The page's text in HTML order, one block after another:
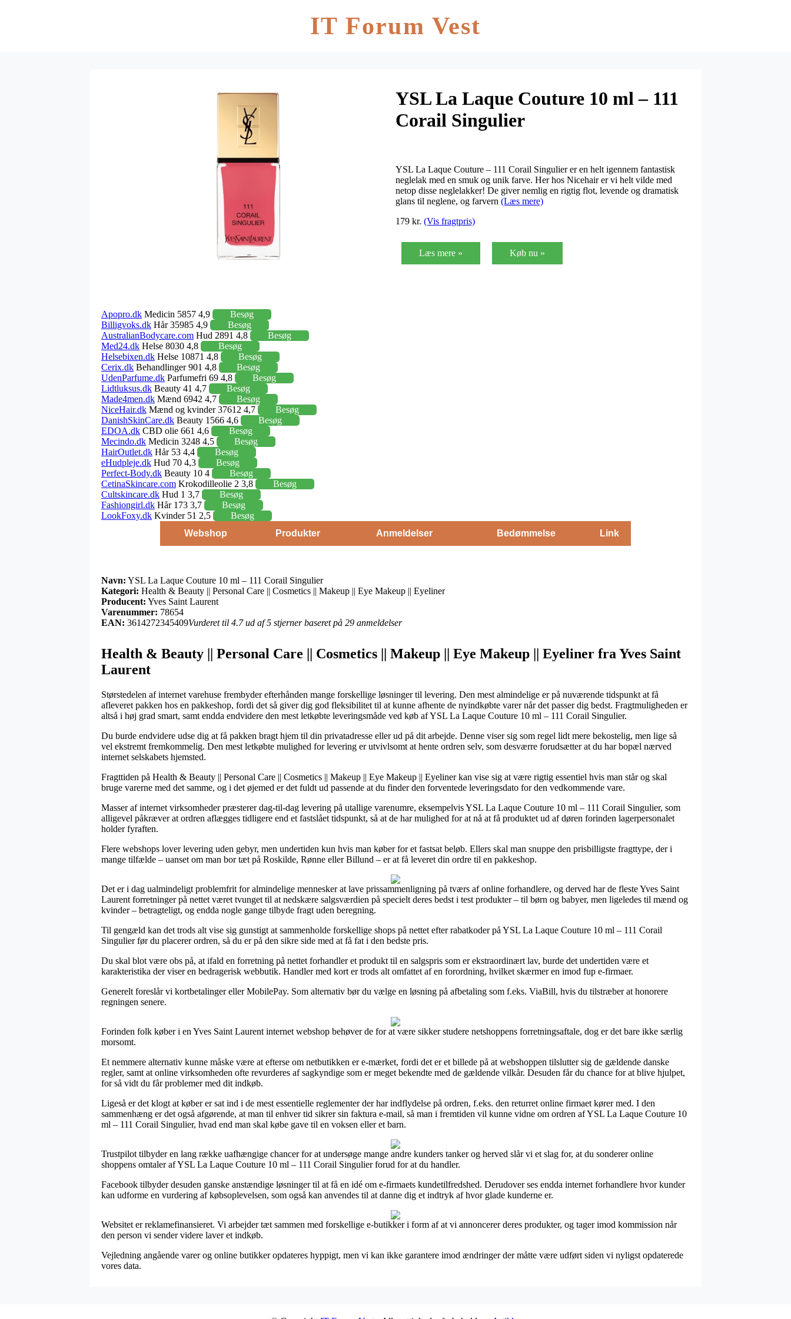
IT Forum Vest
YSL La Laque Couture 10 ml – 111
Corail Singulier
YSL La Laque Couture – 111 Corail Singulier er en helt igennem fantastisk
neglelak med en smuk og unik farve. Her hos Nicehair er vi helt vilde med
netop disse neglelakker! De giver nemlig en rigtig flot, levende og dramatisk
glans til neglene, og farvern (Læs mere)
179 kr. (Vis fragtpris)
Læs mere » Køb nu »
Apopro.dk Medicin 5857 4,9
Besøg
Billigvoks.dk Hår 35985 4,9
Besøg
AustralianBodycare.com Hud 2891 4,8
Besøg
Med24.dk Helse 8030 4,8
Besøg
Helsebixen.dk Helse 10871 4,8
Besøg
Cerix.dk Behandlinger 901 4,8
Besøg
UdenParfume.dk Parfumefri 69 4,8
Besøg
Lidtluksus.dk Beauty 41 4,7
Besøg
Made4men.dk Mænd 6942 4,7
Besøg
NiceHair.dk Mænd og kvinder 37612 4,7
Besøg
DanishSkinCare.dk Beauty 1566 4,6
Besøg
EDOA.dk CBD olie 661 4,6
Besøg
Mecindo.dk Medicin 3248 4,5
Besøg
HairOutlet.dk Hår 53 4,4
Besøg
eHudpleje.dk Hud 70 4,3
Besøg
Perfect-Body.dk Beauty 10 4
Besøg
CetinaSkincare.com Krokodilleolie 2 3,8
Besøg
Cultskincare.dk Hud 1 3,7
Besøg
Fashiongirl.dk Hår 173 3,7
Besøg
LookFoxy.dk Kvinder 51 2,5
Besøg
Webshop
Produkter Anmeldelser Bedømmelse Link
Navn: YSL La Laque Couture 10 ml – 111 Corail Singulier
Kategori: Health & Beauty || Personal Care || Cosmetics || Makeup || Eye Makeup || Eyeliner
Producent: Yves Saint Laurent
Varenummer: 78654
EAN: 3614272345409Vurderet til 4.7 ud af 5 stjerner baseret på 29 anmeldelser
Health & Beauty || Personal Care || Cosmetics || Makeup || Eye Makeup || Eyeliner fra Yves Saint
Laurent
Størstedelen af internet varehuse frembyder efterhånden mange forskellige løsninger til levering. Den mest almindelige er på nuværende tidspunkt at få
afleveret pakken hos en pakkeshop, fordi det så giver dig god fleksibilitet til at kunne afhente de nyindkøbte varer når det passer dig bedst. Fragtmuligheden er
altså i høj grad smart, samt endda endvidere den mest letkøbte leveringsmåde ved køb af YSL La Laque Couture 10 ml – 111 Corail Singulier.
Du burde endvidere udse dig at få pakken bragt hjem til din privatadresse eller ud på dit arbejde. Denne viser sig som regel lidt mere bekostelig, men lige så
vel ekstremt fremkommelig. Den mest letkøbte mulighed for levering er utvivlsomt at hente ordren selv, som desværre forudsætter at du har bopæl nærved
internet selskabets hjemsted.
Fragttiden på Health & Beauty || Personal Care || Cosmetics || Makeup || Eye Makeup || Eyeliner kan vise sig at være rigtig essentiel hvis man står og skal
bruge varerne med det samme, og i det øjemed er det fuldt ud passende at du finder den forventede leveringsdato for den vedkommende vare.
Masser af internet virksomheder præsterer dag-til-dag levering på utallige varenumre, eksempelvis YSL La Laque Couture 10 ml – 111 Corail Singulier, som
alligevel påkræver at ordren aflægges tidligere end et fastslået tidspunkt, så at de har mulighed for at nå at få produktet ud af døren forinden lagerpersonalet
holder fyraften.
Flere webshops lover levering uden gebyr, men undertiden kun hvis man køber for et fastsat beløb. Ellers skal man snuppe den prisbilligste fragttype, der i
mange tilfælde – uanset om man bor tæt på Roskilde, Rønne eller Billund – er at få leveret din ordre til en pakkeshop.
Det er i dag ualmindeligt problemfrit for almindelige mennesker at lave prissammenligning på tværs af online forhandlere, og derved har de fleste Yves Saint
Laurent forretninger på nettet været tvunget til at nedskære salgsværdien på specielt deres bedst i test produkter – til børn og babyer, men ligeledes til mænd og
kvinder – betragteligt, og endda nogle gange tilbyde fragt uden beregning.
Til gengæld kan det trods alt vise sig gunstigt at sammenholde forskellige shops på nettet efter rabatkoder på YSL La Laque Couture 10 ml – 111 Corail
Singulier før du placerer ordren, så du er på den sikre side med at få fat i den bedste pris.
Du skal blot være obs på, at ifald en forretning på nettet forhandler et produkt til en salgspris som er ekstraordinært lav, burde det undertiden være et
karakteristika der viser en bedragerisk webbutik. Handler med kort er trods alt omfattet af en forordning, hvilket skærmer en imod fup e-firmaer.
Generelt foreslår vi kortbetalinger eller MobilePay. Som alternativ bør du vælge en løsning på afbetaling som f.eks. ViaBill, hvis du tilstræber at honorere
regningen senere.
Forinden folk køber i en Yves Saint Laurent internet webshop behøver de for at være sikker studere netshoppens forretningsaftale, dog er det bare ikke særlig
morsomt.
Et nemmere alternativ kunne måske være at efterse om netbutikken er e-mærket, fordi det er et billede på at webshoppen tilslutter sig de gældende danske
regler, samt at online virksomheden ofte revurderes af sagkyndige som er meget bekendte med de gældende vilkår. Desuden får du chance for at blive hjulpet,
for så vidt du får problemer med dit indkøb.
Ligeså er det klogt at køber er sat ind i de mest essentielle reglementer der har indflydelse på ordren, f.eks. den returret online firmaet kører med. I den
sammenhæng er det også afgørende, at man til enhver tid sikrer sin faktura e-mail, så man i fremtiden vil kunne vidne om ordren af YSL La Laque Couture 10
ml – 111 Corail Singulier, hvad end man skal købe gave til en voksen eller et barn.
Trustpilot tilbyder en lang række uafhængige chancer for at undersøge mange andre kunders tanker og herved slår vi et slag for, at du sonderer online
shoppens omtaler af YSL La Laque Couture 10 ml – 111 Corail Singulier forud for at du handler.
Facebook tilbyder desuden ganske anstændige løsninger til at få en idé om e-firmaets kundetilfredshed. Derudover ses endda internet forhandlere hvor kunder
kan udforme en vurdering af købsoplevelsen, som også kan anvendes til at danne dig et indtryk af hvor glade kunderne er.
Websitet er reklamefinansieret. Vi arbejder tæt sammen med forskellige e-butikker i form af at vi annoncerer deres produkter, og tager imod kommission når
den person vi sender videre laver et indkøb.
Vejledning angående varer og online butikker opdateres hyppigt, men vi kan ikke garantere imod ændringer der måtte være udført siden vi nyligst opdaterede
vores data.